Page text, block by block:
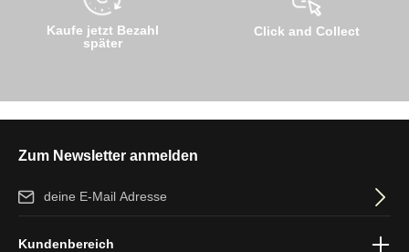
Kaufe jetzt Bezahl
später
Click and Collect
Zum Newsletter anmelden
E-Mail-Adresse*
und dieAGBgelesen und bin mit ihnen einverstanden.
Kundenbereich